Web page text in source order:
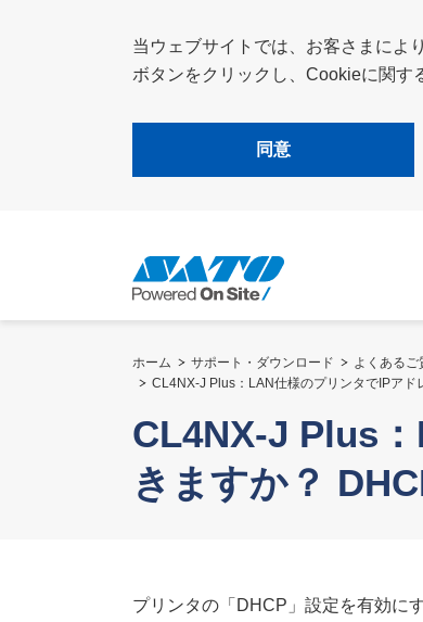
当ウェブサイトでは、お客さまによ
ボタンをクリックし、Cookieに関す
同意
ホーム サポート・ダウンロード よくあるご
CL4NX-J Plus：LAN仕様のプリンタでIPアド
CL4NX-J Plus
きますか？
プリンタの「DHCP」設定を有効に